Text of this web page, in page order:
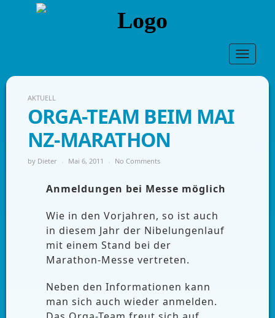
Toggle
AKTUELL
ORGA-TEAM BEIM MAI
NZ-MARATHON
by Dieter Mai 6, 2011 No Comments
Anmeldungen bei Messe möglich
Wie in den Vorjahren, so ist auch
in diesem Jahr der Nibelungenlauf
mit einem Stand bei der
Marathon-Messe vertreten.
Neben den Informationen kann
man sich auch wieder anmelden.